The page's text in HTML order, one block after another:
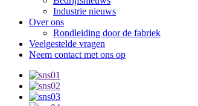
Industrie nieuws
Over ons
Rondleiding door de fabriek
Veelgestelde vragen
Neem contact met ons op